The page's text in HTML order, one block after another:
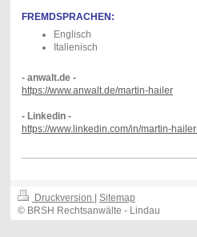
FREMDSPRACHEN:
Englisch
Italienisch
- anwalt.de -
https://www.anwalt.de/martin-hailer
- Linkedin -
https://www.linkedin.com/in/martin-
Druckversion
Sitemap
© BRSH Rechtsanwälte - Lindau